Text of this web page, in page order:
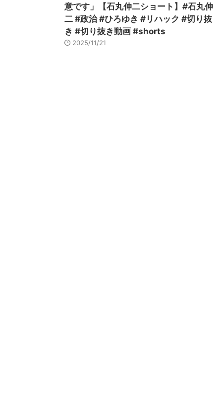
意です」【石丸伸二ショート】#石丸伸
二 #政治 #ひろゆき #リハック #切り抜
き #切り抜き動画 #shorts
2025/11/21